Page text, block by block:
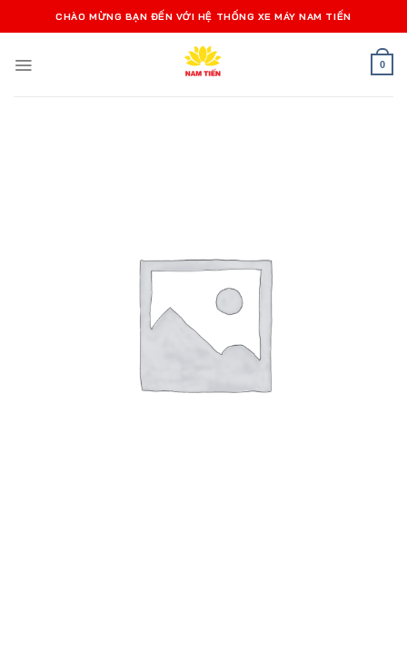
qua
dung
CHÀO MỪNG BẠN ĐẾN VỚI HỆ THỐNG XE MÁY NAM TIẾN
0